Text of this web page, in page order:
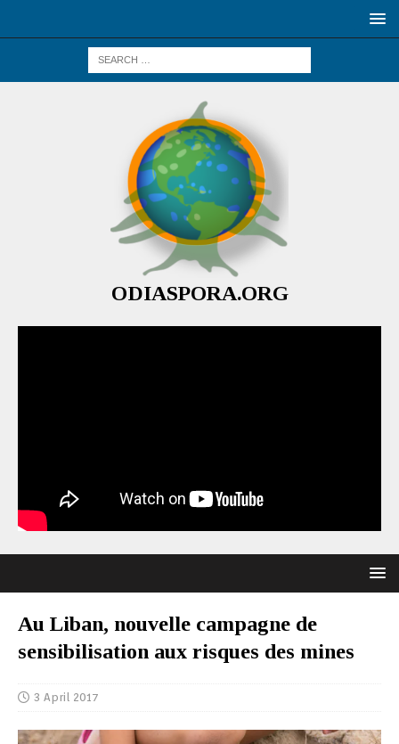
ODIASPORA.ORG
Au Liban, nouvelle campagne de
sensibilisation aux risques des mines
3 April 2017